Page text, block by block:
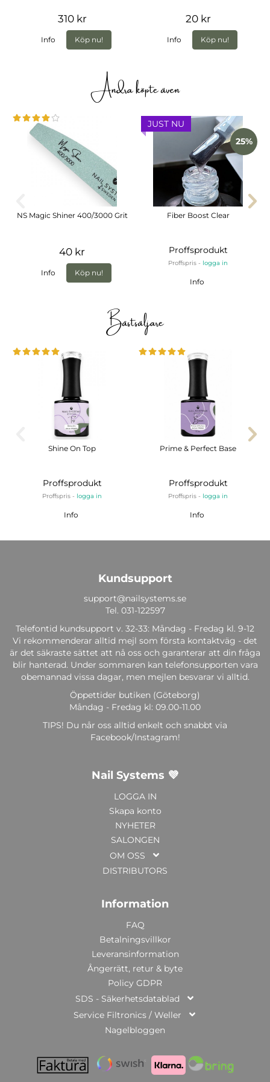
310 kr
Info Köp nu!
20 kr
Info Köp nu!
Andra köpte även
NS Magic Shiner 400/3000 Grit
40 kr
Info Köp nu!
25%
JUST NU
Fiber Boost Clear
Proffsprodukt
Proffspris - logga in
Info
Bästsäljare
Shine On Top
Proffsprodukt
Proffspris - logga in
Info
Prime & Perfect Base
Proffsprodukt
Proffspris - logga in
Info
Kundsupport
support@nailsystems.se
Tel. 031-122597
Telefontid kundsupport v. 32-33: Måndag - Fredag kl. 9-12
Vi rekommenderar alltid mejl som första kontaktväg - det
är det säkraste sättet att nå oss och garanterar att din fråga
blir hanterad. Under sommaren kan telefonsupporten vara
obemannad vissa dagar, men mejlen besvarar vi alltid.
Öppettider butiken (Göteborg)
Måndag - Fredag kl: 09.00-11.00
TIPS! Du når oss alltid enkelt och snabbt via
Facebook/Instagram!
Nail Systems 💜
LOGGA IN
Skapa konto
NYHETER
SALONGEN
OM OSS
DISTRIBUTORS
Information
FAQ
Betalningsvillkor
Leveransinformation
Ångerrätt, retur & byte
Policy GDPR
SDS - Säkerhetsdatablad
Service Filtronics / Weller
Nagelbloggen